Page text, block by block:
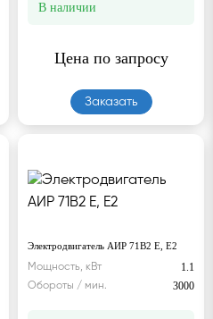
В наличии
Цена по запросу
Заказать
Электродвигатель АИР 71В2 Е, Е2
Мощность, кВт
1.1
Обороты / мин. 3000